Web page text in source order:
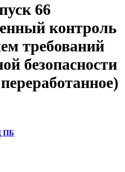
66
контроль
требований
безопасности
ПБ